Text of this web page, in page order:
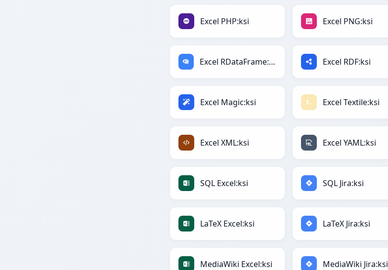
Excel PHP:ksi Excel PNG:ksi
Excel RDataFrame:ksi Excel RDF:ksi
Excel Magic:ksi Excel Textile:ksi
Excel XML:ksi Excel YAML:ksi
SQL Excel:ksi SQL Jira:ksi
LaTeX Excel:ksi LaTeX Jira:ksi
MediaWiki Excel:ksi MediaWiki Jira:ksi